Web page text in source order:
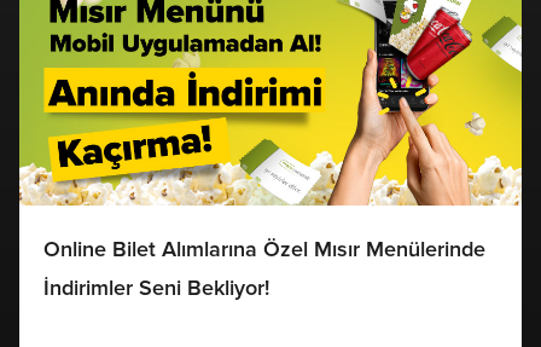
Online Bilet Alımlarına Özel Mısır Menülerinde
İndirimler Seni Bekliyor!